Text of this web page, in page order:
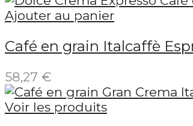
à
Ajouter au panier
Café en grain Italcaffè
58,27 €
Voir les produits